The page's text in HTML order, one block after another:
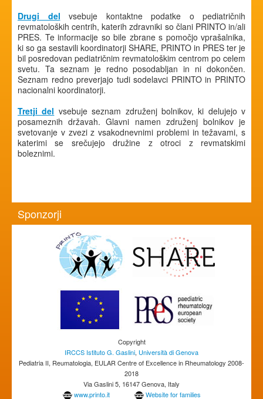
Drugi del vsebuje kontaktne podatke o pediatričnih
revmatoloških centrih, katerih zdravniki so člani PRINTO in/ali
PRES. Te informacije so bile zbrane s pomočjo vprašalnika,
ki so ga sestavili koordinatorji SHARE, PRINTO in PRES ter je
bil posredovan pediatričnim revmatološkim centrom po celem
svetu. Ta seznam je redno posodabljan in ni dokončen.
Seznam redno preverjajo tudi sodelavci PRINTO in PRINTO
nacionalni koordinatorji.
Tretji del vsebuje seznam združenj bolnikov, ki delujejo v
posameznih državah. Glavni namen združenj bolnikov je
svetovanje v zvezi z vsakodnevnimi problemi in težavami, s
katerimi se srečujejo družine z otroci z revmatskimi
boleznimi.
Sponzorji
Copyright
IRCCS Istituto G. Gaslini, Università di Genova
Pediatria II, Reumatologia, EULAR Centre of Excellence in Rheumatology 2008-
2018
Via Gaslini 5, 16147 Genova, Italy
www.printo.it
Website for families